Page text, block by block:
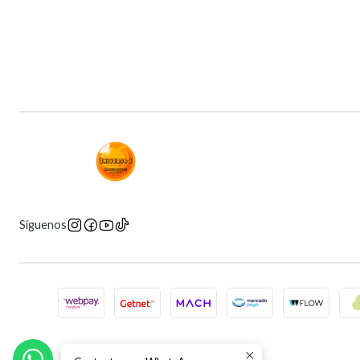
Síguenos